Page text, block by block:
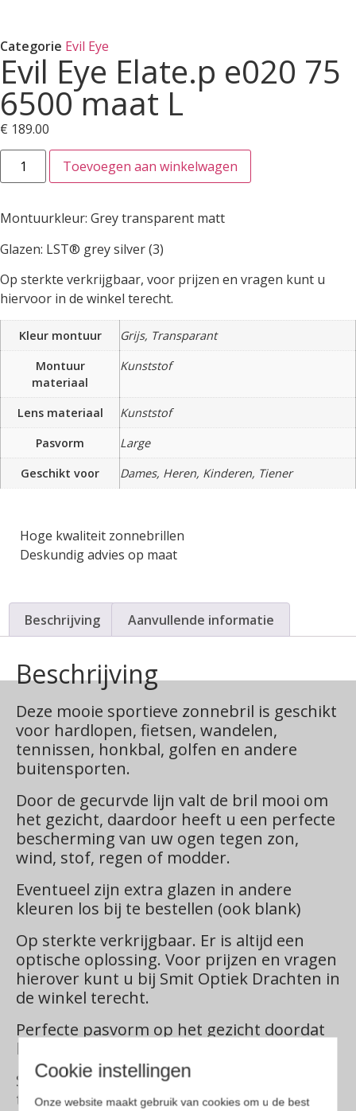
Categorie Evil Eye
Evil Eye Elate.p e020 75
6500 maat L
€ 189.00
Toevoegen aan winkelwagen
Montuurkleur: Grey transparent matt
Glazen: LST® grey silver (3)
Op sterkte verkrijgbaar, voor prijzen en vragen kunt u
hiervoor in de winkel terecht.
Kleur montuur
Grijs, Transparant
Montuur
materiaal
Kunststof
Lens materiaal
Kunststof
Pasvorm
Large
Geschikt voor
Dames, Heren, Kinderen, Tiener
Hoge kwaliteit zonnebrillen
Deskundig advies op maat
Beschrijving Aanvullende informatie
Beschrijving
Deze mooie sportieve zonnebril is geschikt
voor hardlopen, fietsen, wandelen,
tennissen, honkbal, golfen en andere
buitensporten.
Door de gecurvde lijn valt de bril mooi om
het gezicht, daardoor heeft u een perfecte
bescherming van uw ogen tegen zon,
wind, stof, regen of modder.
Eventueel zijn extra glazen in andere
kleuren los bij te bestellen (ook blank)
Op sterkte verkrijgbaar. Er is altijd een
optische oplossing. Voor prijzen en vragen
hierover kunt u bij Smit Optiek Drachten in
de winkel terecht.
Perfecte pasvorm op het gezicht doordat
het montuur gekanteld kan worden.
Sportbril, fietsbril, wandelbril, honkbalbril,
tennisbril, hardloopbril, golfbril,
Cookie instellingen
Onze website maakt gebruik van cookies om u de best